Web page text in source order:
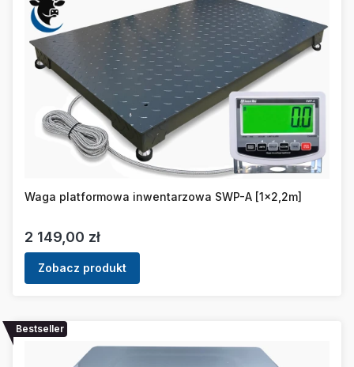
Waga platformowa inwentarzowa SWP-A [1x2,2m]
Cena
2 149,00 zł
Zobacz produkt
Bestseller